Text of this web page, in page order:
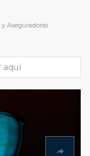
Aseguradoras